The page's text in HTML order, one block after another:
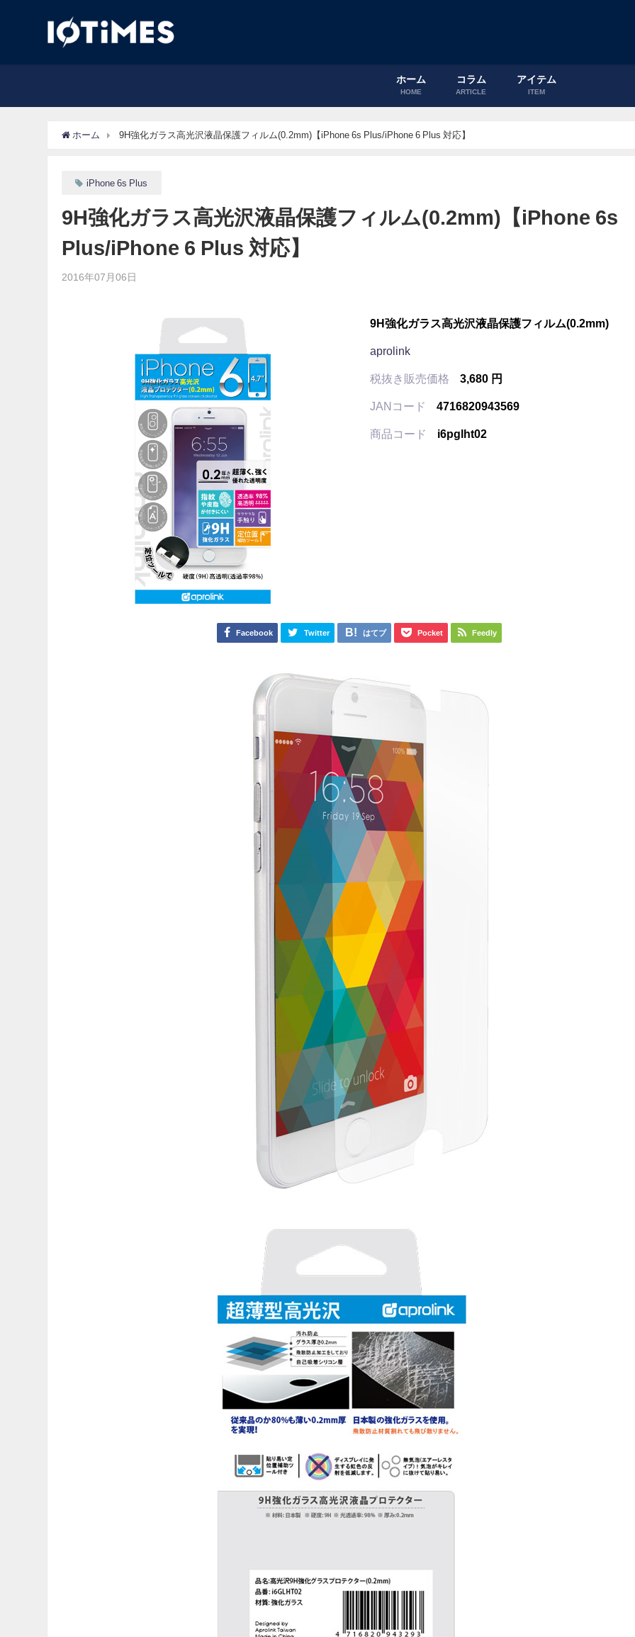
ホーム
HOME
コラム
ARTICLE
アイテム
ITEM
ホーム 9H強化ガラス高光沢液晶保護フィルム(0.2mm)【iPhone 6s Plus/iPhone 6 Plus 対応】
iPhone 6s Plus
9H強化ガラス高光沢液晶保護フィルム(0.2mm)【iPhone 6s
Plus/iPhone 6 Plus 対応】
2016年07月06日
9H強化ガラス高光沢液晶保護フィルム(0.2mm)
aprolink
税抜き販売価格 3,680 円
JANコード 4716820943569
商品コード i6pglht02
Facebook Twitter はてブ Pocket Feedly